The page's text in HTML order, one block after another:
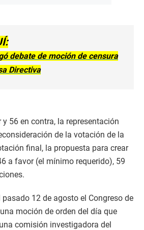
debate de moción de censura
Directiva
56 en contra, la representación
de la votación de la
final, la propuesta para crear
a favor (el mínimo requerido), 59
pasado 12 de agosto el Congreso de
moción de orden del día que
comisión investigadora del